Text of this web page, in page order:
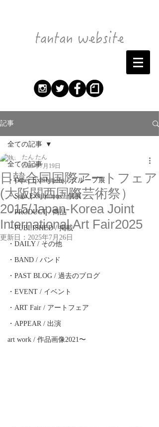
記事
全ての記事
・Other Exhibitions / グループ展
・Solo Exhibitions / 個展
・PRODUCT / 商品
・PUBLISHED / 掲載
・DAILY / その他
・BAND / バンド
・PAST BLOG / 過去のブログ
・EVENT / イベント
・ART Fair / アートフェア
・APPEAR / 出演
art work / 作品画像2021〜
全ての記事
日韓合同国際アートフェア
(大阪関西国際芸術祭）
2015/Japan-Korea Joint
International Art Fair2025
たん たん
2025年7月19日
更新日： 2025年7月26日